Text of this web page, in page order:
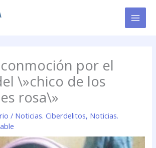
por el
\»chico de los
rosa\»
/ Noticias. Ciberdelitos, Noticias.